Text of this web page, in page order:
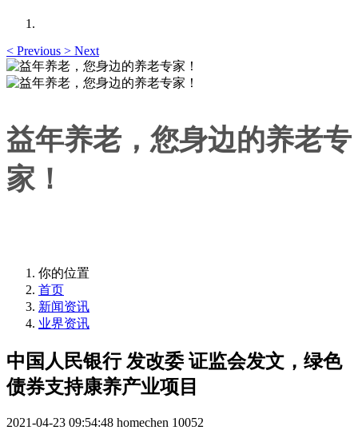
< Previous > Next
益年养老，您身边的养老专
家！
你的位置
首页
新闻资讯
业界资讯
中国人民银行 发改委 证监会发文，绿色
债券支持康养产业项目
2021-04-23 09:54:48 homechen 10052